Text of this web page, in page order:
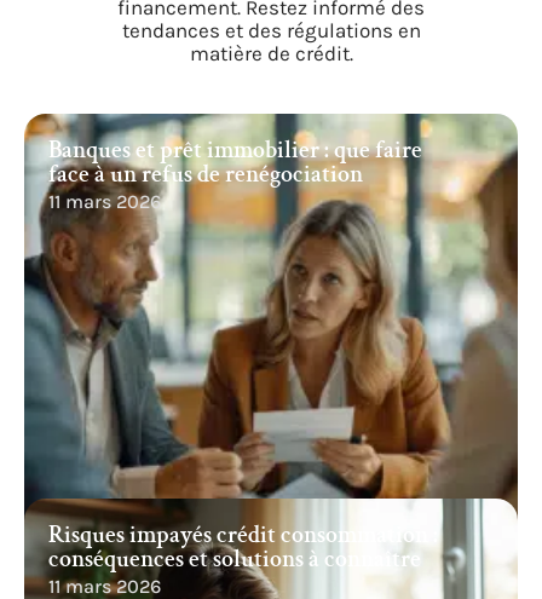
financement. Restez informé des
tendances et des régulations en
matière de crédit.
Banques et prêt immobilier : que faire
face à un refus de renégociation
11 mars 2026
Risques impayés crédit consommation :
conséquences et solutions à connaître
11 mars 2026